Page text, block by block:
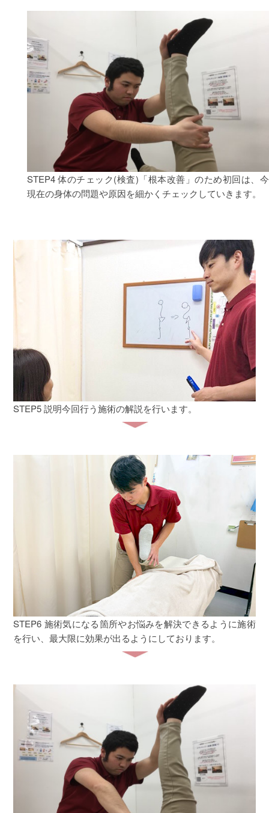
STEP4 体のチェック(検査) 「根本改善」のため初回は、今
現在の身体の問題や原因を細かくチェックしていきます。
STEP5 説明今回行う施術の解説を行います。
STEP6 施術気になる箇所やお悩みを解決できるように施術
を行い、最大限に効果が出るようにしております。